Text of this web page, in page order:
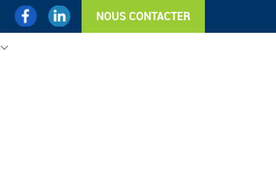
FacebookLinked'InNOUS CONTACTER